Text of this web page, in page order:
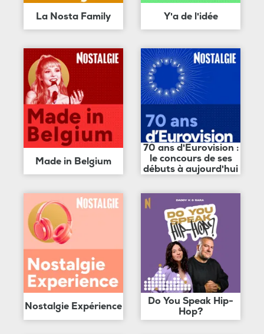
La Nosta Family Y'a de l'idée
Made in Belgium
70 ans d'Eurovision :
le concours de ses
débuts à aujourd'hui
Nostalgie Expérience
Do You Speak Hip-
Hop?